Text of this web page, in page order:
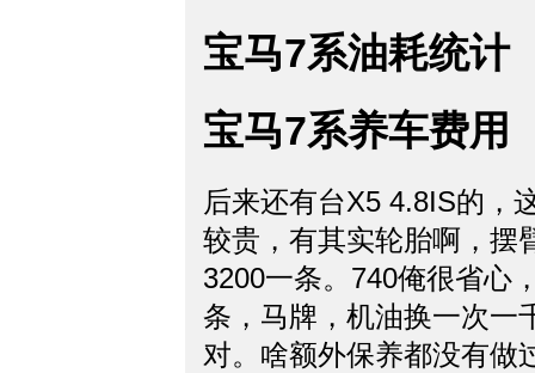
宝马7系油耗统计
宝马7系养车费用
后来还有台X5 4.8IS的，
较贵，有其实轮胎啊，摆
3200一条。740俺很省心
条，马牌，机油换一次一
对。啥额外保养都没有做